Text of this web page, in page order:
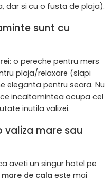
dar si cu o fusta de plaja).
sunt cu
: o pereche pentru mers
plaja/relaxare (slapi
eleganta pentru seara. Nu
incaltamintea ocupa cel
inutila valizei.
valiza mare sau
aveti un singur hotel pe
de cala este mai